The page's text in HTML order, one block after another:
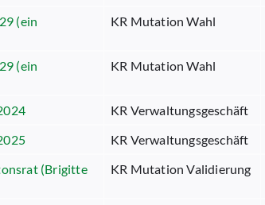
(ein
KR Mutation Wahl
(ein
KR Mutation Wahl
KR Verwaltungsgeschäft
KR Verwaltungsgeschäft
(Brigitte
KR Mutation Validierung